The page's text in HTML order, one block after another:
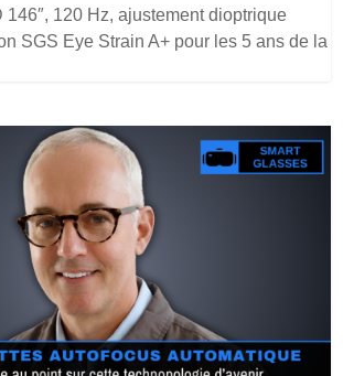
146″, 120 Hz, ajustement dioptrique
SGS Eye Strain A+ pour les 5 ans de la